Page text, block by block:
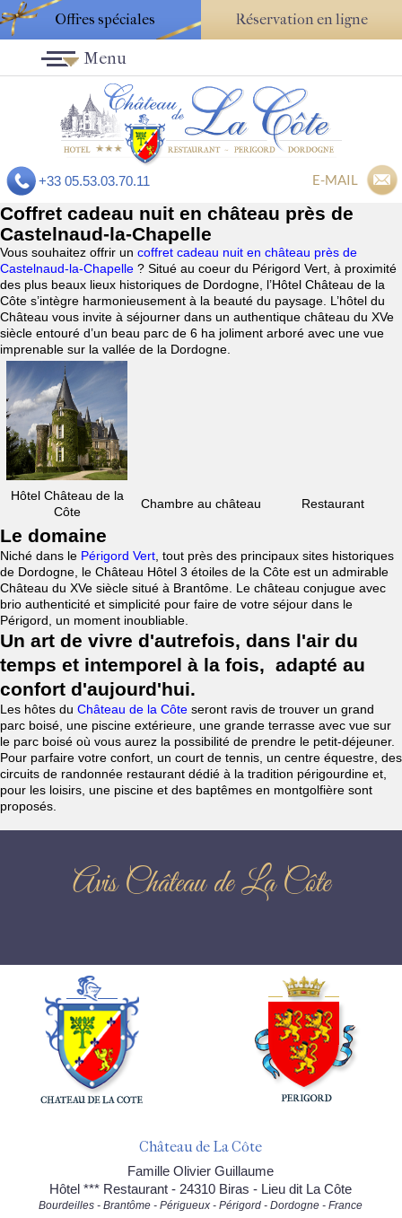
Offres spéciales Réservation en ligne
+33 05.53.03.70.11 E-MAIL
Menu
Coffret cadeau nuit en château près de
Castelnaud-la-Chapelle
Vous souhaitez offrir un coffret cadeau nuit en château près de
Castelnaud-la-Chapelle ? Situé au coeur du Périgord Vert, à proximité
des plus beaux lieux historiques de Dordogne, l’Hôtel Château de la
Côte s’intègre harmonieusement à la beauté du paysage. L’hôtel du
Château vous invite à séjourner dans un authentique château du XVe
siècle entouré d’un beau parc de 6 ha joliment arboré avec une vue
imprenable sur la vallée de la Dordogne.
Hôtel Château de la
Côte
Chambre au château Restaurant
Le domaine
Niché dans le Périgord Vert , tout près des principaux sites historiques
de Dordogne, le Château Hôtel 3 étoiles de la Côte est un admirable
Château du XVe siècle situé à Brantôme. Le château conjugue avec
brio authenticité et simplicité pour faire de votre séjour dans le
Périgord, un moment inoubliable.
Un art de vivre d'autrefois, dans l'air du
temps et intemporel à la fois, adapté au
confort d'aujourd'hui.
Les hôtes du Château de la Côte seront ravis de trouver un grand
parc boisé, une piscine extérieure, une grande terrasse avec vue sur
le parc boisé où vous aurez la possibilité de prendre le petit-déjeuner.
Pour parfaire votre confort, un court de tennis, un centre équestre, des
circuits de randonnée restaurant dédié à la tradition périgourdine et,
pour les loisirs, une piscine et des baptêmes en montgolfière sont
proposés.
Avis Château de La Côte
Château de La Côte
Famille Olivier Guillaume
Hôtel *** Restaurant - 24310 Biras - Lieu dit La Côte
Bourdeilles - Brantôme - Périgueux - Périgord - Dordogne - France